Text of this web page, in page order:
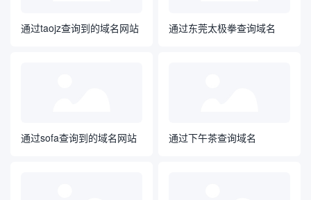
通过taojz查询到的域名网站 通过东莞太极拳查询域名
通过sofa查询到的域名网站 通过下午茶查询域名